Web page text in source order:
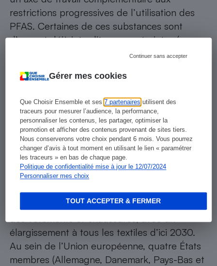
Gérer mes cookies
Que Choisir Ensemble et ses7 partenaires utilisent des
traceurs pour mesurer l’audience, la performance,
personnaliser les contenus, les partager, optimiser la
promotion et afficher des contenus provenant de sites tiers.
Nous conserverons votre choix pendant 6 mois. Vous pourrez
changer d’avis à tout moment en utilisant le lien « paramétrer
les traceurs » en bas de chaque page.
Politique de confidentialité mise à jour le 12/07/2024
Personnaliser mes choix
Continuer sans accepter
TOUT ACCEPTER & FERMER
restrictions progressives de l’utilisation des
PFAS. Certaines de ces substances sont
d’ores et déjà interdites ou restreintes (avec
des dérogations limitées à certaines
de leur dangerosité avérée : le PFOS depuis
2022.
De nouvelles restrictions sont dans les
tuyaux. En France notamment, où une loi
adoptée en février dernierinterdira dès 2026
les produits contenants des PFAS
qu’ils soient, dans les secteurs des
cosmétiques, des farts (revêtements de ski),
élargissement à tous les textiles d’ici 2030.
Au sein de l’Union européenne, quatre États
membres (Allemagne, Danemark, Pays-Bas et